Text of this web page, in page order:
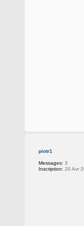
piotr1
Messages: 3
Inscription: 20 Avr